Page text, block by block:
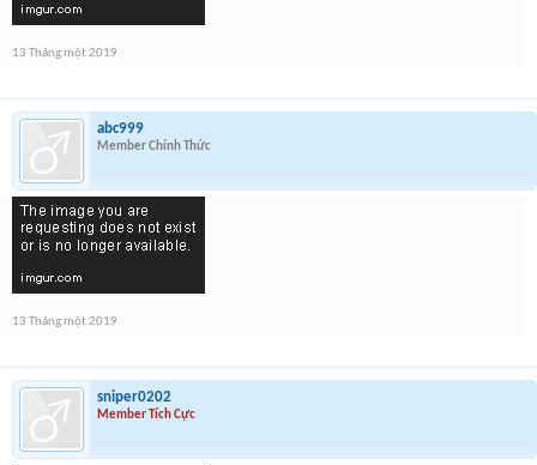
13 Tháng một 2019
abc999
Member Chính Thức
13 Tháng một 2019
sniper0202
Member Tích Cực